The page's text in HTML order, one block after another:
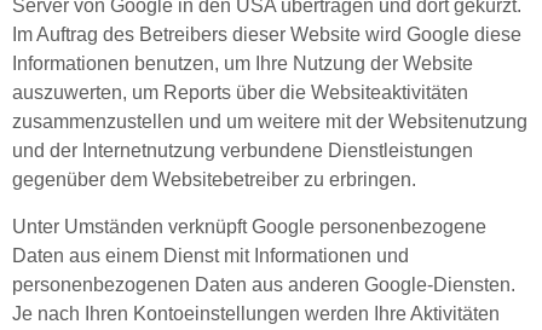
Server von Google in den USA übertragen und dort gekürzt.
Im Auftrag des Betreibers dieser Website wird Google diese
Informationen benutzen, um Ihre Nutzung der Website
auszuwerten, um Reports über die Websiteaktivitäten
zusammenzustellen und um weitere mit der Websitenutzung
und der Internetnutzung verbundene Dienstleistungen
gegenüber dem Websitebetreiber zu erbringen.
Unter Umständen verknüpft Google personenbezogene
Daten aus einem Dienst mit Informationen und
personenbezogenen Daten aus anderen Google-Diensten.
Je nach Ihren Kontoeinstellungen werden Ihre Aktivitäten